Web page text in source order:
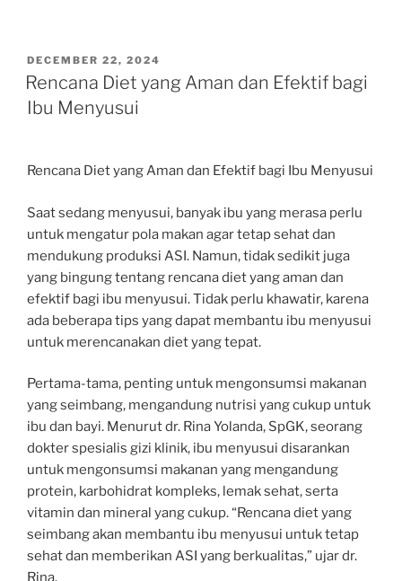
POSTED
ON
DECEMBER 22, 2024
Rencana Diet yang Aman dan Efektif bagi
Ibu Menyusui
Rencana Diet yang Aman dan Efektif bagi Ibu Menyusui
Saat sedang menyusui, banyak ibu yang merasa perlu
untuk mengatur pola makan agar tetap sehat dan
mendukung produksi ASI. Namun, tidak sedikit juga
yang bingung tentang rencana diet yang aman dan
efektif bagi ibu menyusui. Tidak perlu khawatir, karena
ada beberapa tips yang dapat membantu ibu menyusui
untuk merencanakan diet yang tepat.
Pertama-tama, penting untuk mengonsumsi makanan
yang seimbang, mengandung nutrisi yang cukup untuk
ibu dan bayi. Menurut dr. Rina Yolanda, SpGK, seorang
dokter spesialis gizi klinik, ibu menyusui disarankan
untuk mengonsumsi makanan yang mengandung
protein, karbohidrat kompleks, lemak sehat, serta
vitamin dan mineral yang cukup. “Rencana diet yang
seimbang akan membantu ibu menyusui untuk tetap
sehat dan memberikan ASI yang berkualitas,” ujar dr.
Rina.